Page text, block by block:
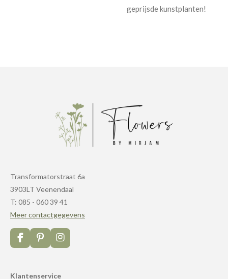
geprijsde kunstplanten!
Transformatorstraat 6a
3903LT Veenendaal
T: 085 - 060 39 41
Meer contactgegevens
F
a
P
i
I
n
Klantenservice